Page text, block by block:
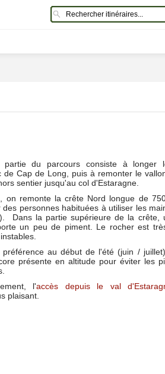
partie du parcours consiste à longer
de Cap de Long, puis à remonter le
sentier jusqu'au col d'Estaragne.
on remonte la crête Nord longue de
des personnes habituées à utiliser les
Dans la partie supérieure de la crête,
un peu de piment. Le rocher est
au début de l'été (juin /
présente en altitude pour éviter les
l'accès depuis le val
plaisant.